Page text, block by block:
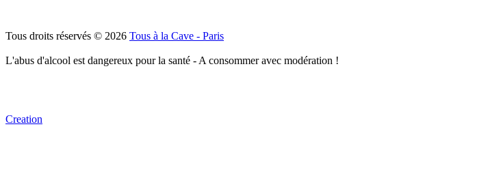
Tous droits réservés © 2026 Tous à la Cave - Paris
L'abus d'alcool est dangereux pour la santé - A consommer avec modération !
Creation